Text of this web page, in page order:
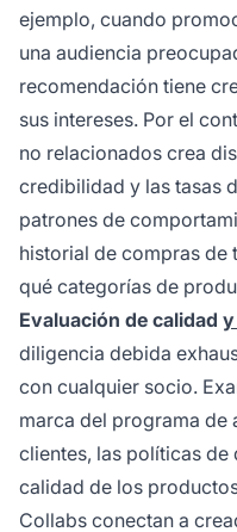
ejemplo, cuando
una audiencia
recomendación tiene
sus intereses. Por el
no relacionados crea
credibilidad y las tasas
patrones de
historial de compras de
qué categorías de
Evaluación de calidad
diligencia debida
con cualquier socio.
marca del programa de
clientes, las políticas
calidad de los
Collabs conectan a